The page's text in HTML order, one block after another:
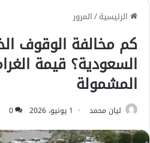
الرئيسية/المرور
كم مخالفة الوقوف
السعودية؟ قيمة
المشمولة
ليان محمد 1 يونيو، 2026 0